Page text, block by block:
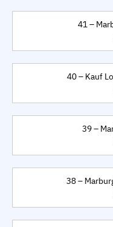
41 –
40 – Kauf
39 –
38 –